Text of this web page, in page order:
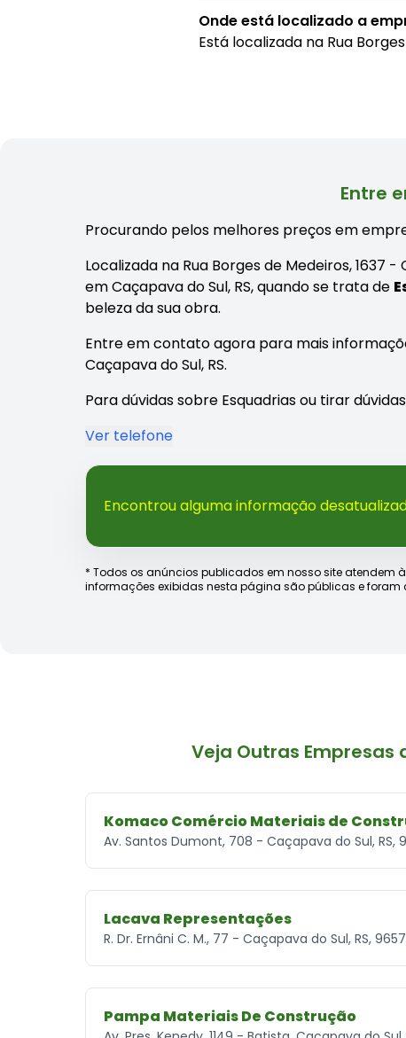
Onde está localizado a
Está localizada na Rua
Entre
Procurando pelos melhores preços em
Localizada na Rua Borges de Medeiros,
em Caçapava do Sul, RS, quando se trata de
beleza da sua obra.
Entre em contato agora para mais
Caçapava do Sul, RS.
Para dúvidas sobre Esquadrias ou tirar
Ver telefone
Encontrou alguma informação
* Todos os anúncios publicados em nosso site atendem
informações exibidas nesta página são públicas e foram
Veja Outras Empresas
Komaco Comércio Materiais de
Av. Santos Dumont, 708 - Caçapava do Sul, RS,
Lacava Representações
R. Dr. Ernâni C. M., 77 - Caçapava do Sul, RS,
Pampa Materiais De Construção